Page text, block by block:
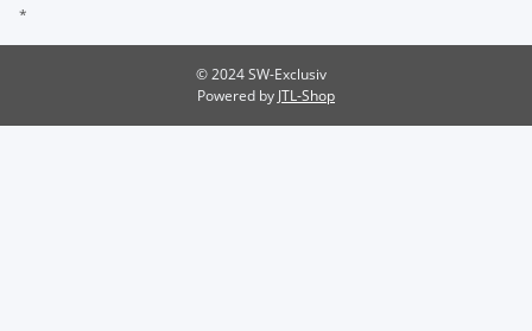
*
© 2024 SW-Exclusiv
Powered by JTL-Shop